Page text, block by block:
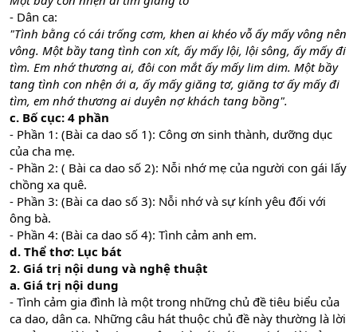
- Dân ca:
"Tình bằng có cái trống cơm, khen ai khéo vỗ ấy mấy vông nên
vông. Một bầy tang tình con xít, ấy mấy lội, lội sông, ấy mấy đi
tìm. Em nhớ thương ai, đôi con mắt ấy mấy lim dim. Một bầy
tang tình con nhện ới a, ấy mấy giăng tơ, giăng tơ ấy mấy đi
tìm, em nhớ thương ai duyên nợ khách tang bồng".
c. Bố cục: 4 phần
- Phần 1: (Bài ca dao số 1): Công ơn sinh thành, dưỡng dục
của cha mẹ.
- Phần 2: ( Bài ca dao số 2): Nỗi nhớ mẹ của người con gái lấy
chồng xa quê.
- Phần 3: (Bài ca dao số 3): Nỗi nhớ và sự kính yêu đối với
ông bà.
- Phần 4: (Bài ca dao số 4): Tình cảm anh em.
d. Thể thơ: Lục bát
2. Giá trị nội dung và nghệ thuật
a. Giá trị nội dung
- Tình cảm gia đình là một trong những chủ đề tiêu biểu của
ca dao, dân ca. Những câu hát thuộc chủ đề này thường là lời